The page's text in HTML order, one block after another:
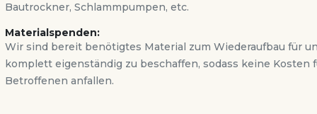
Bautrockner, Schlammpumpen, etc.
Materialspenden:
Wir sind bereit benötigtes Material zum Wiederaufbau für
komplett eigenständig zu beschaffen, sodass keine Kosten
Betroffenen anfallen.